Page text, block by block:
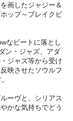
画したジャジー＆
ップ～プレイクビ
なビートに落とし
ン・ジャズ、アダ
ジャズ等から受け
映させたソウルフ
ーヴと、シリアス
かな気持ちでどう